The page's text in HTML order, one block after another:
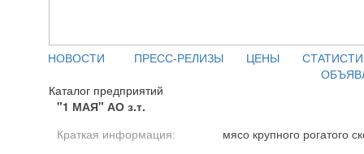
НОВОСТИ ПРЕСС-РЕЛИЗЫ ЦЕНЫ
Каталог предприятий
"1 МАЯ" АО з.т.
Краткая информация: мясо крупного рогатого